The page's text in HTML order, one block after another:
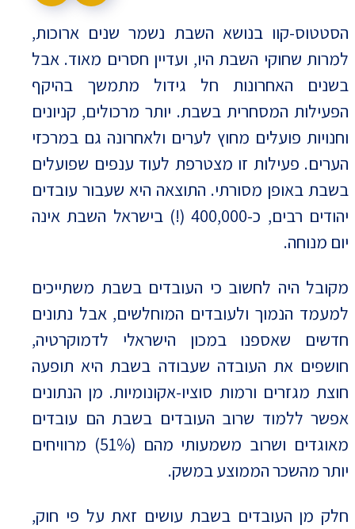
הסטטוס-קוו בנושא השבת נשמר שנים ארוכות,
למרות שחוקי השבת היו, ועדיין חסרים מאוד. אבל
בשנים האחרונות חל גידול מתמשך בהיקף
הפעילות המסחרית בשבת. יותר מרכולים, קניונים
וחנויות פועלים מחוץ לערים ולאחרונה גם במרכזי
הערים. פעילות זו מצטרפת לעוד ענפים שפועלים
בשבת באופן מסורתי. התוצאה היא שעבור עובדים
יהודים רבים, כ-400,000 (!) בישראל השבת אינה
יום מנוחה.
מקובל היה לחשוב כי העובדים בשבת משתייכים
למעמד הנמוך ולעובדים המוחלשים, אבל נתונים
חדשים שאספנו במכון הישראלי לדמוקרטיה,
חושפים את העובדה שעבודה בשבת היא תופעה
חוצת מגזרים ורמות סוציו-אקונומיות. מן הנתונים
אפשר ללמוד שרוב העובדים בשבת הם עובדים
מאוגדים ושרוב משמעותי מהם (51%) מרוויחים
יותר מהשכר הממוצע במשק.
חלק מן העובדים בשבת עושים זאת על פי חוק,